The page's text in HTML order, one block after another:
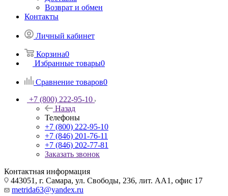
Возврат и обмен
Контакты
Личный кабинет
Корзина0
Избранные товары0
Сравнение товаров0
+7 (800) 222-95-10
Назад
Телефоны
+7 (800) 222-95-10
+7 (846) 201-76-11
+7 (846) 202-77-81
Заказать звонок
Контактная информация
443051, г. Самара, ул. Свободы, 236, лит. АА1, офис 17
metrida63@yandex.ru